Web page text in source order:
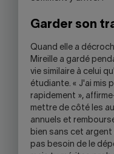
Garder son
Quand elle a
Mireille a gardé
vie similaire à celui
étudiante. « J'ai mis
rapidement »,
mettre de côté les
annuels et
bien sans cet
pas besoin de le